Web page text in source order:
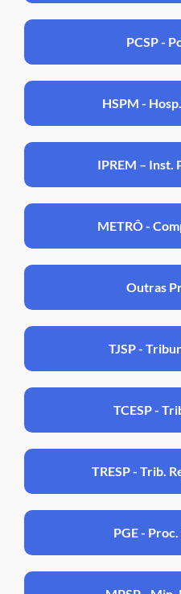
PCSP -
HSPM -
IPREM – Inst.
METRÔ -
Outras
TJSP -
TCESP -
TRESP - Trib.
PGE -